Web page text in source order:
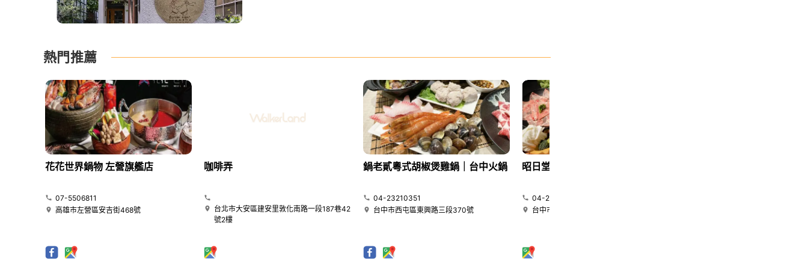
熱門推薦
花花世界鍋物 左營旗艦店
07-5506811
高雄市左營區安吉街468號
咖啡弄
台北市大安區建安里敦化南路一段187巷42
號2樓
鍋老貳粵式胡椒煲雞鍋｜台中火鍋
04-23210351
台中市西屯區東興路三段370號
昭日堂鍋煮｜台中火鍋
04-22580269
台中市南屯區大墩十一街345號